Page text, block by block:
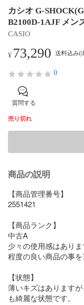
カシオ G-
B2100D-1AJF メン
CASIO
¥73,290 送料込み(
0
質問する
売り切れ
商品の説明
【商品管理番号】
2551421
【商品ランク】
中古A
少々の使用感はあり
程度の良い商品の事を
【状態】
薄いキズはあります
も綺麗な状態です。